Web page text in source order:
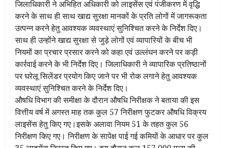
जिलाधिकारी ने अभिहित अधिकारी को लाइसेंस एवं पंजीकरण में वृद्धि
करने के साथ ही साथ खाद्य सुरक्षा मानकों के प्रति लोगों में जागरूकता
उत्पन्न करने हेतु आवश्यक व्यवस्थाएं सुनिश्चित करने के निर्देश दिए।
साथ ही उन्होंने खाद्य सुरक्षा से जुड़े लोगों एवं व्यापारियों के बीच भी
नियमों का प्रचार प्रसार करने को कहा एवं उल्लंघन करने पर कड़ी
कार्रवाई करने के भी निर्देश दिए। जिलाधिकारी ने व्यापारिक प्रतिष्ठानों
पर घरेलू सिलेंडर प्रयोग किए जाने पर भी रोक लगाने हेतु आवश्यक
व्यवस्थाएं सुनिश्चित करने के निर्देश दिए।
औषधि विभाग की समीक्षा के दौरान औषधि निरीक्षक ने बताया की इस
वित्तीय वर्ष में अगस्त माह तक कुल 57 निरीक्षण फुटकर औषधि विक्रय
लाइसेंस हेतु किए गए।इसके अलावा नियम 51 के तहत कुल 56
निरीक्षण किए गए। निरीक्षण के सापेक्ष पाई गई कमियों के आधार पर कुल